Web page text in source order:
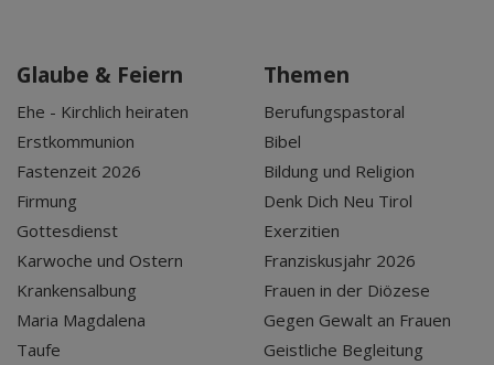
Glaube & Feiern
Ehe - Kirchlich heiraten
Erstkommunion
Fastenzeit 2026
Firmung
Gottesdienst
Karwoche und Ostern
Krankensalbung
Maria Magdalena
Taufe
Themen
Berufungspastoral
Bibel
Bildung und Religion
Denk Dich Neu Tirol
Exerzitien
Franziskusjahr 2026
Frauen in der Diözese
Gegen Gewalt an Frauen
Geistliche Begleitung